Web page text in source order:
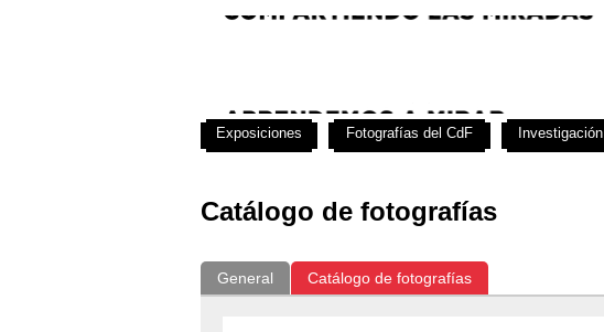
Catálogo de fotografías
General Catálogo de fotografías
Exposiciones Fotografías del CdF Investigación